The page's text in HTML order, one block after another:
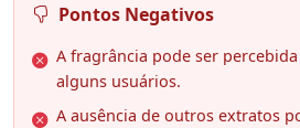
Pontos Negativos
A fragrância pode ser
alguns usuários.
A ausência de outros extratos